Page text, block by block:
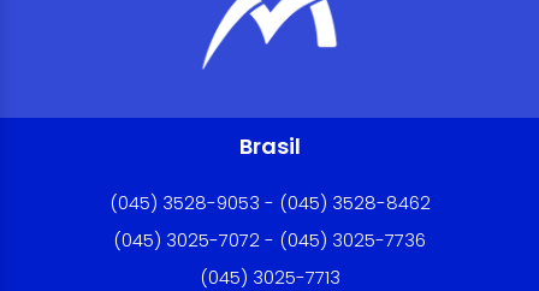
Brasil
(045) 3528-9053 - (045) 3528-8462
(045) 3025-7072 - (045) 3025-7736
(045) 3025-7713